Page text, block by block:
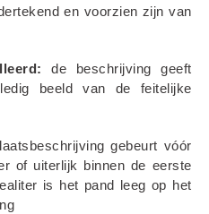
en voorzien zijn van
de beschrijving geeft
beeld van de feitelijke
gebeurt vóór
of uiterlijk binnen de eerste
is het pand leeg op het